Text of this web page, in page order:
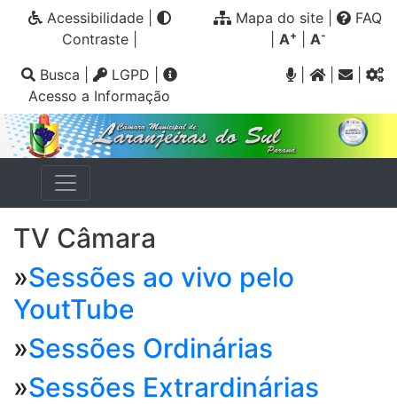
Acessibilidade|
Contraste|
Mapa do site
FAQ
A+ A-
Busca LGPD
Acesso a Informação
|
TV Câmara
»Sessões ao vivo pelo
YoutTube
»Sessões Ordinárias
»Sessões Extrardinárias